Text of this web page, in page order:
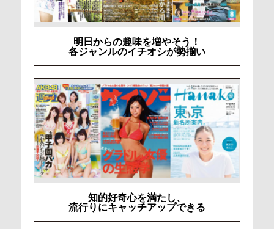
明日からの趣味を増やそう！
各ジャンルのイチオシが勢揃い
知的好奇心を満たし、
流行りにキャッチアップできる